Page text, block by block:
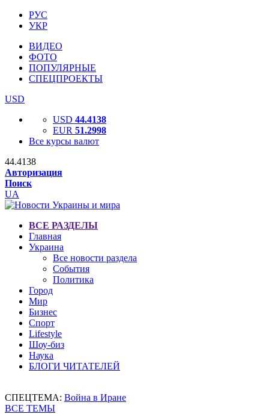
РУС
УКР
ВИДЕО
ФОТО
ПОПУЛЯРНЫЕ
СПЕЦПРОЕКТЫ
USD
USD 44.4138
EUR 51.2998
Все курсы валют
44.4138
Авторизация
Поиск
UA
ВСЕ РАЗДЕЛЫ
Главная
Украина
Все новости раздела
События
Политика
Город
Мир
Бизнес
Спорт
Lifestyle
Шоу-биз
Наука
БЛОГИ ЧИТАТЕЛЕЙ
СПЕЦТЕМА: Война в Иране
ВСЕ ТЕМЫ